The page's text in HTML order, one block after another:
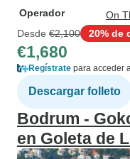
Operador
On
Desde €2,100 20% de
€1,680
Regístrate para acceder
Descargar folleto
Bodrum -
en Goleta de